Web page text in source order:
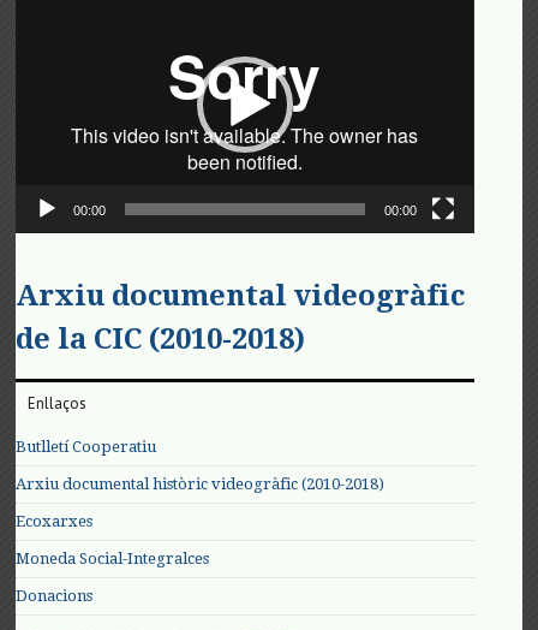
00:00 00:00
Arxiu documental videogràfic
de la CIC (2010-2018)
Enllaços
Butlletí Cooperatiu
Arxiu documental històric videogràfic (2010-2018)
Ecoxarxes
Moneda Social-Integralces
Donacions